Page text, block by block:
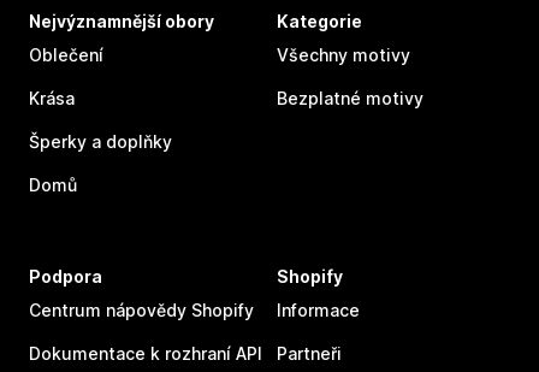
Nejvýznamnější obory
Oblečení
Krása
Šperky a doplňky
Domů
Kategorie
Všechny motivy
Bezplatné motivy
Podpora
Centrum nápovědy Shopify
Dokumentace k rozhraní API
Shopify
Informace
Partneři